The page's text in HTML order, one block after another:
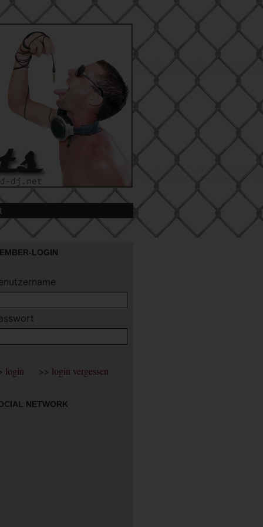
LOGIN
NETWORK